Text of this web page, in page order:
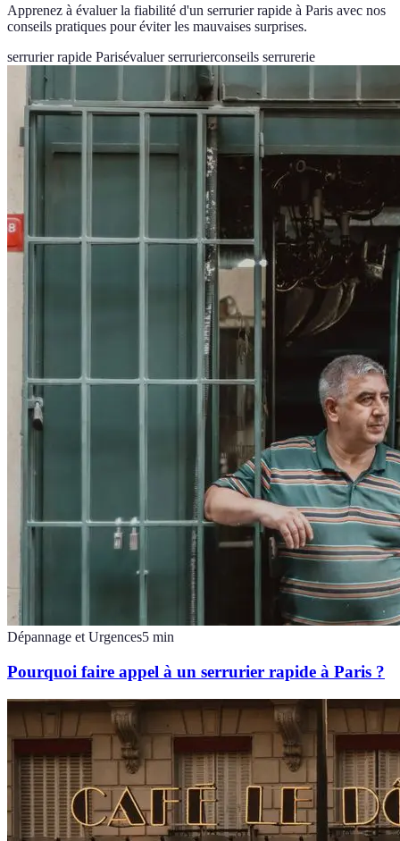
Apprenez à évaluer la fiabilité d'un serrurier rapide à Paris avec nos
conseils pratiques pour éviter les mauvaises surprises.
serrurier rapide Parisévaluer serrurierconseils serrurerie
Dépannage et Urgences5 min
Pourquoi faire appel à un serrurier rapide à Paris ?